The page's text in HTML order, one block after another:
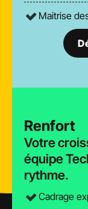
Maitrise
Renfort
Votre
équipe
rythme.
Cadrage